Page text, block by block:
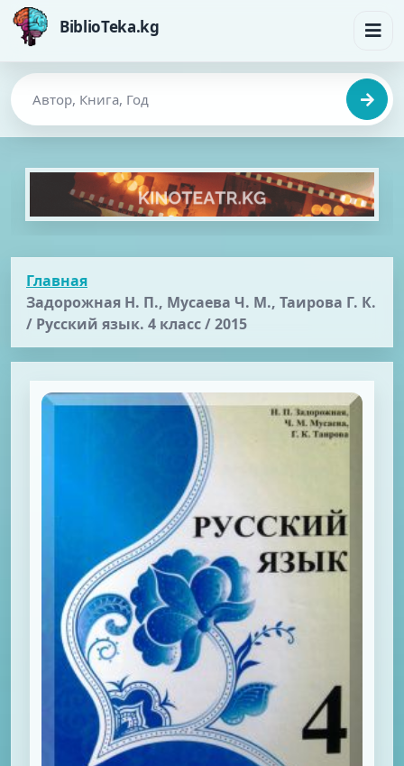
BiblioTeka.kg
Главная
Задорожная Н. П., Мусаева Ч. М., Таирова Г. К.
/ Русский язык. 4 класс / 2015